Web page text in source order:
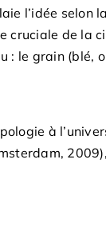
l’idée selon
de la
: le grain (blé,
à